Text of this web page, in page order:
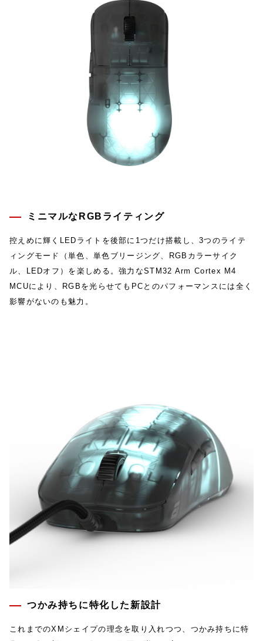
ミニマルなRGBライティング
控えめに輝くLEDライトを後部に1つだけ搭載し、3つのライテ
ィングモード（単色、単色ブリージング、RGBカラーサイク
ル、LEDオフ）を楽しめる。強力なSTM32 Arm Cortex M4
MCUにより、RGBを光らせてもPCとのパフォーマンスには全く
影響がないのも魅力。
つかみ持ちに特化した新設計
これまでのXMシェイプの理念を取り入れつつ、つかみ持ちに特